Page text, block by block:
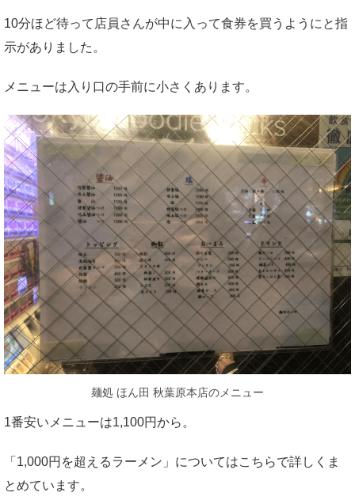
10分ほど待って店員さんが中に入って食券を買うようにと指
示がありました。
メニューは入り口の手前に小さくあります。
麺処 ほん田 秋葉原本店のメニュー
1番安いメニューは1,100円から。
「1,000円を超えるラーメン」についてはこちらで詳しくま
とめています。